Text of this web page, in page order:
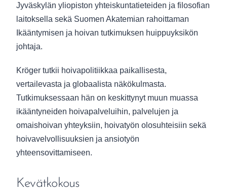
Jyväskylän yliopiston yhteiskuntatieteiden ja filosofian
laitoksella sekä Suomen Akatemian rahoittaman
Ikääntymisen ja hoivan tutkimuksen huippuyksikön
johtaja.
Kröger tutkii hoivapolitiikkaa paikallisesta,
vertailevasta ja globaalista näkökulmasta.
Tutkimuksessaan hän on keskittynyt muun muassa
ikääntyneiden hoivapalveluihin, palvelujen ja
omaishoivan yhteyksiin, hoivatyön olosuhteisiin sekä
hoivavelvollisuuksien ja ansiotyön
yhteensovittamiseen.
Kevätkokous